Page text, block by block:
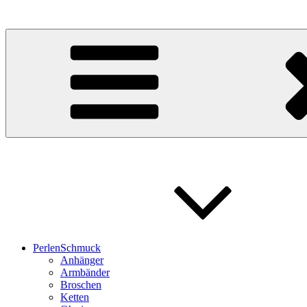
Schmuck Grafik Design
PerlenSchmuck
Anhänger
Armbänder
Broschen
Ketten